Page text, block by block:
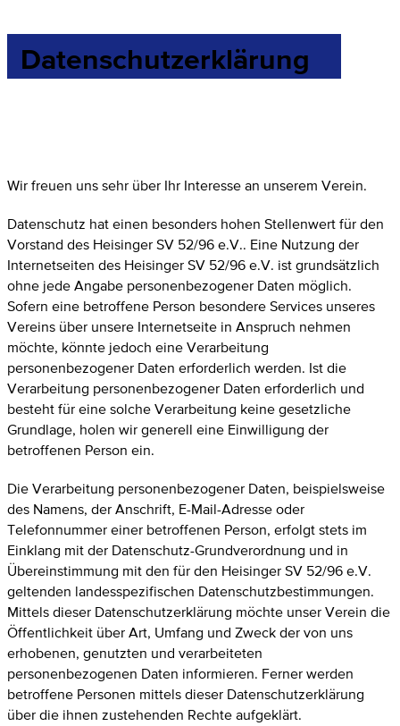
Datenschutzerklärung
Wir freuen uns sehr über Ihr Interesse an unserem Verein.
Datenschutz hat einen besonders hohen Stellenwert für den
Vorstand des Heisinger SV 52/96 e.V.. Eine Nutzung der
Internetseiten des Heisinger SV 52/96 e.V. ist grundsätzlich
ohne jede Angabe personenbezogener Daten möglich.
Sofern eine betroffene Person besondere Services unseres
Vereins über unsere Internetseite in Anspruch nehmen
möchte, könnte jedoch eine Verarbeitung
personenbezogener Daten erforderlich werden. Ist die
Verarbeitung personenbezogener Daten erforderlich und
besteht für eine solche Verarbeitung keine gesetzliche
Grundlage, holen wir generell eine Einwilligung der
betroffenen Person ein.
Die Verarbeitung personenbezogener Daten, beispielsweise
des Namens, der Anschrift, E-Mail-Adresse oder
Telefonnummer einer betroffenen Person, erfolgt stets im
Einklang mit der Datenschutz-Grundverordnung und in
Übereinstimmung mit den für den Heisinger SV 52/96 e.V.
geltenden landesspezifischen Datenschutzbestimmungen.
Mittels dieser Datenschutzerklärung möchte unser Verein die
Öffentlichkeit über Art, Umfang und Zweck der von uns
erhobenen, genutzten und verarbeiteten
personenbezogenen Daten informieren. Ferner werden
betroffene Personen mittels dieser Datenschutzerklärung
über die ihnen zustehenden Rechte aufgeklärt.